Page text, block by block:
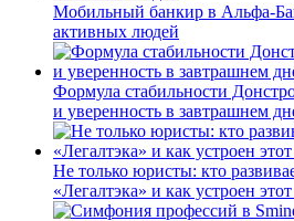
Мобильный банкир в Альфа-
активных людей
Формула стабильности
и уверенность в завтрашнем
Не только юристы: кто
«Легалтэка» и как устроен